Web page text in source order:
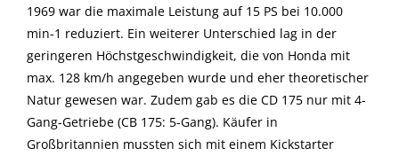
1969 war die maximale Leistung auf 15 PS bei 10.000
min-1 reduziert. Ein weiterer Unterschied lag in der
geringeren Höchstgeschwindigkeit, die von Honda mit
max. 128 km/h angegeben wurde und eher theoretischer
Natur gewesen war. Zudem gab es die CD 175 nur mit 4-
Gang-Getriebe (CB 175: 5-Gang). Käufer in
Großbritannien mussten sich mit einem Kickstarter